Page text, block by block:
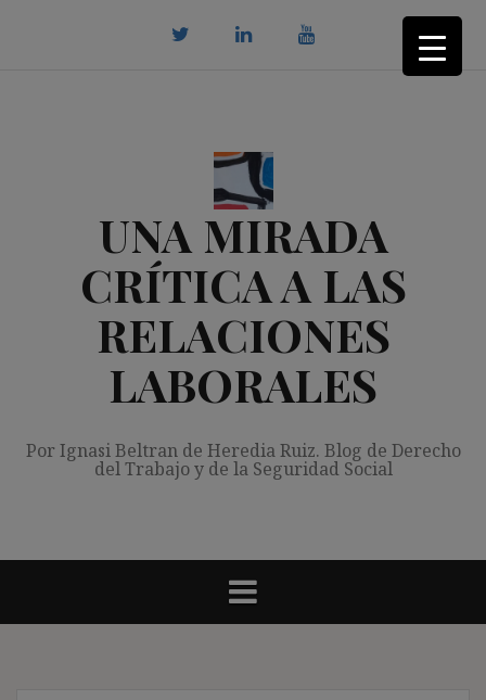
UNA MIRADA
CRÍTICA A LAS
RELACIONES
LABORALES
Por Ignasi Beltran de Heredia Ruiz. Blog de Derecho
del Trabajo y de la Seguridad Social